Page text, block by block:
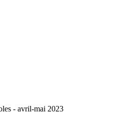
- avril-mai 2023